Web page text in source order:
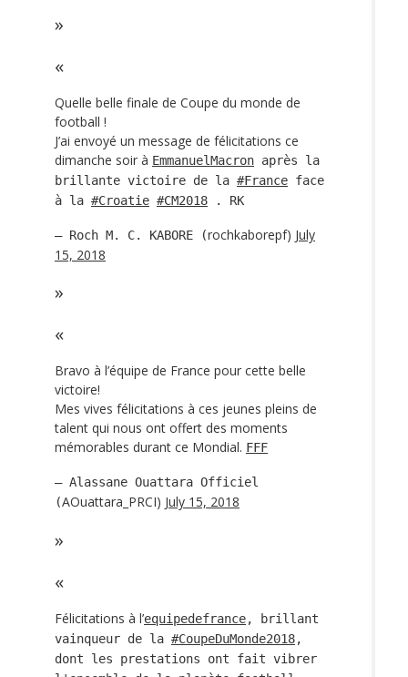
Quelle belle finale de Coupe du monde de
football !
J’ai envoyé un message de félicitations ce
dimanche soir à EmmanuelMacron après la
brillante victoire de la #France face
à la #Croatie #CM2018 . RK
— Roch M. C. KABORE (rochkaborepf) July
15, 2018
Bravo à l’équipe de France pour cette belle
victoire!
Mes vives félicitations à ces jeunes pleins de
talent qui nous ont offert des moments
mémorables durant ce Mondial. FFF
— Alassane Ouattara Officiel
(AOuattara_PRCI) July 15, 2018
Félicitations à l’equipedefrance, brillant
vainqueur de la #CoupeDuMonde2018,
dont les prestations ont fait vibrer